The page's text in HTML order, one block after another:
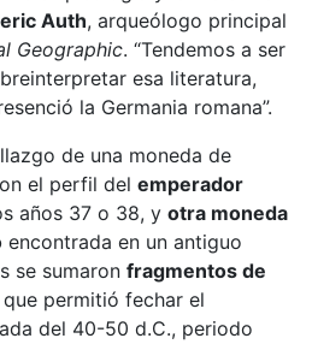
Auth, arqueólogo principal
Geographic. “Tendemos a ser
esa literatura,
la Germania romana”.
de una moneda de
el perfil del emperador
años 37 o 38, y otra moneda
encontrada en un antiguo
se sumaron fragmentos de
que permitió fechar el
del 40-50 d.C., periodo